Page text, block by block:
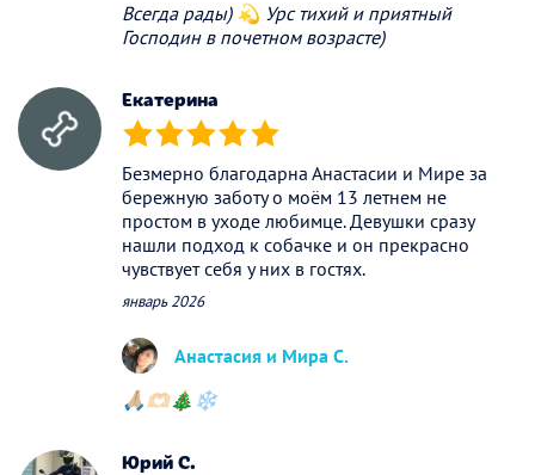
Всегда рады) 💫 Урс тихий и приятный
Господин в почетном возрасте)
Екатерина
(*) (*) (*) (*) (*)
Безмерно благодарна Анастасии и Мире за
бережную заботу о моём 13 летнем не
простом в уходе любимце. Девушки сразу
нашли подход к собачке и он прекрасно
чувствует себя у них в гостях.
январь 2026
Анастасия и Мира С.
🙏🏼🫶🏻🎄❄️
Юрий C.